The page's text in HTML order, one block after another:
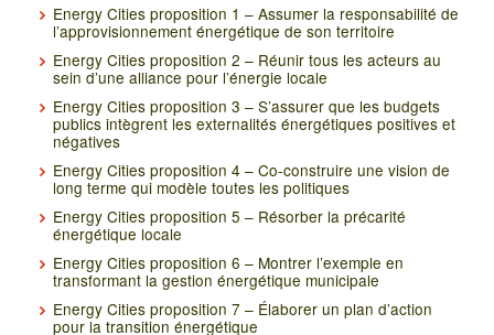
Energy Cities proposition 1 – Assumer la responsabilité de
l’approvisionnement énergétique de son territoire
Energy Cities proposition 2 – Réunir tous les acteurs au
sein d’une alliance pour l’énergie locale
Energy Cities proposition 3 – S’assurer que les budgets
publics intègrent les externalités énergétiques positives et
négatives
Energy Cities proposition 4 – Co-construire une vision de
long terme qui modèle toutes les politiques
Energy Cities proposition 5 – Résorber la précarité
énergétique locale
Energy Cities proposition 6 – Montrer l’exemple en
transformant la gestion énergétique municipale
Energy Cities proposition 7 – Élaborer un plan d’action
pour la transition énergétique